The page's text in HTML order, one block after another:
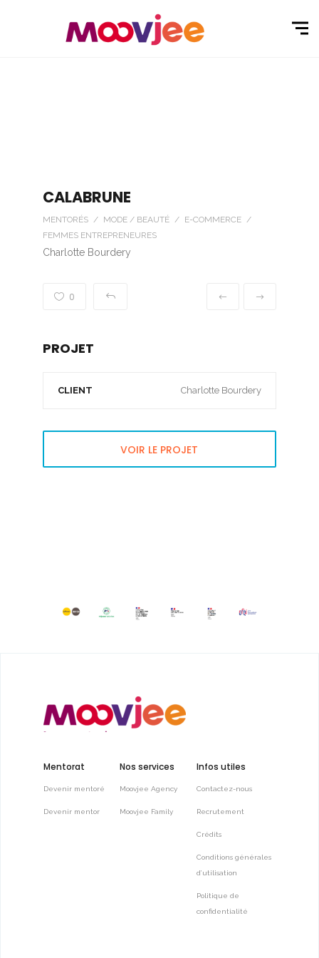
CALABRUNE
MENTORÉS / MODE / BEAUTÉ / E-COMMERCE /
FEMMES ENTREPRENEURES
Charlotte Bourdery
0
PROJET
CLIENT Charlotte Bourdery
VOIR LE PROJET
Mentorat
Devenir mentoré
Devenir mentor
Nos services
Moovjee Agency
Moovjee Family
Infos utiles
Contactez-nous
Recrutement
Crédits
Conditions générales
d’utilisation
Politique de
confidentialité